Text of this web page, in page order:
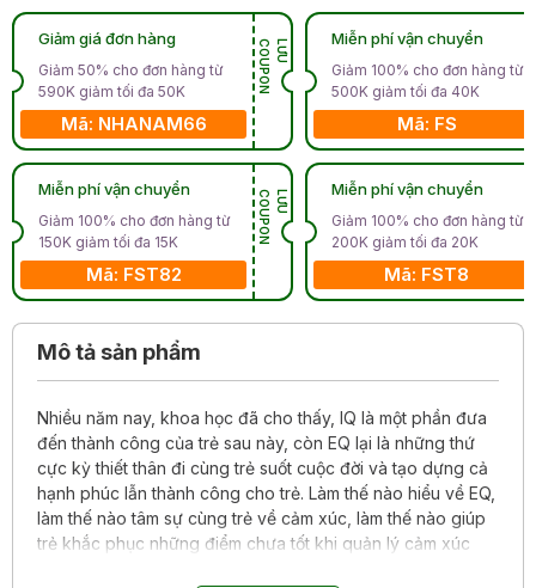
Giảm giá đơn hàng
Giảm 50% cho đơn hàng từ
590K giảm tối đa 50K
Mã: NHANAM66
L
Ư
U
C
O
U
P
O
N
Miễn phí vận chuyển
Giảm 100% cho đơn hàng từ
150K giảm tối đa 15K
Mã: FST82
L
Ư
U
C
O
U
P
O
N
Miễn phí vận chuyển
Giảm 100% cho đơn hàng từ
500K giảm tối đa 40K
Mã: FS
Miễn phí vận chuyển
Giảm 100% cho đơn hàng từ
200K giảm tối đa 20K
Mã: FST8
Mô tả sản phẩm
Nhiều năm nay, khoa học đã cho thấy, IQ là một phần đưa
đến thành công của trẻ sau này, còn EQ lại là những thứ
cực kỳ thiết thân đi cùng trẻ suốt cuộc đời và tạo dựng cả
hạnh phúc lẫn thành công cho trẻ. Làm thế nào hiểu về EQ,
làm thế nào tâm sự cùng trẻ về cảm xúc, làm thế nào giúp
trẻ khắc phục những điểm chưa tốt khi quản lý cảm xúc